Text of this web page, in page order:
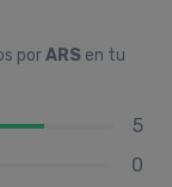
porARS en tu
5
0